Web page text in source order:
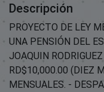
Descripción
PROYECTO DE LEY
UNA PENSIÓN DEL
JOAQUIN
RD$10,000.00 (DIEZ
MENSUALES. -